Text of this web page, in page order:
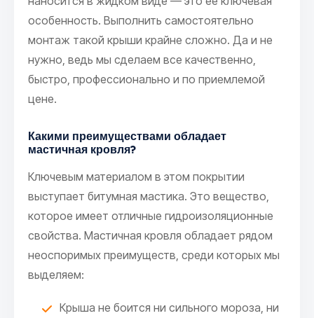
особенность. Выполнить самостоятельно
монтаж такой крыши крайне сложно. Да и не
нужно, ведь мы сделаем все качественно,
быстро, профессионально и по приемлемой
цене.
Какими преимуществами обладает
мастичная кровля?
Ключевым материалом в этом покрытии
выступает битумная мастика. Это вещество,
которое имеет отличные гидроизоляционные
свойства. Мастичная кровля обладает рядом
неоспоримых преимуществ, среди которых мы
выделяем:
Крыша не боится ни сильного мороза, ни